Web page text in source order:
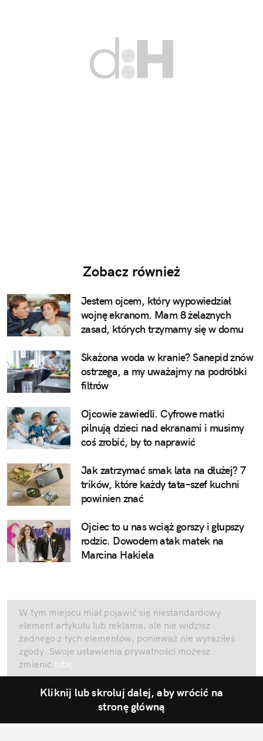
Zobacz również
Jestem ojcem, który wypowiedział
wojnę ekranom. Mam 8 żelaznych
zasad, których trzymamy się w domu
Skażona woda w kranie? Sanepid znów
ostrzega, a my uważajmy na podróbki
filtrów
Ojcowie zawiedli. Cyfrowe matki
pilnują dzieci nad ekranami i musimy
coś zrobić, by to naprawić
Jak zatrzymać smak lata na dłużej? 7
trików, które każdy tata–szef kuchni
powinien znać
Ojciec to u nas wciąż gorszy i głupszy
rodzic. Dowodem atak matek na
Marcina Hakiela
W tym miejscu miał pojawić się niestandardowy
element artykułu lub reklama, ale nie widzisz
żadnego z tych elementów, ponieważ nie wyraziłeś
zgody. Swoje ustawienia prywatności możesz
zmienić tutaj .
Kliknij lub skroluj dalej, aby wrócić na
stronę główną